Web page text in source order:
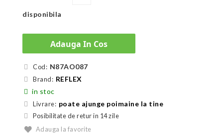
disponibila
Adauga In Cos
Cod: N87AO087
Brand: REFLEX
in stoc
Livrare: poate ajunge poimaine la tine
Posibilitate de retur in 14 zile
Adauga la favorite